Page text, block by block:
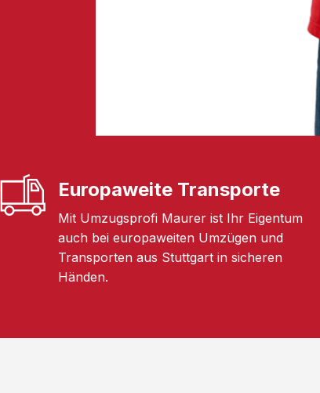
Europaweite Transporte
Mit Umzugsprofi Maurer ist Ihr Eigentum
auch bei europaweiten Umzügen und
Transporten aus Stuttgart in sicheren
Händen.